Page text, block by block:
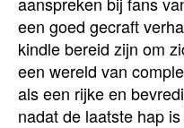
een goed gecraft
kindle bereid zijn om
een wereld van
als een rijke en
nadat de laatste hap